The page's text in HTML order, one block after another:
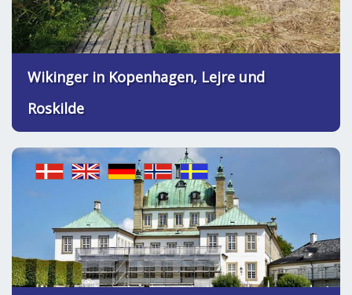
Wikinger in Kopenhagen, Lejre und
Roskilde